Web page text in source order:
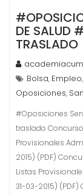
DE SALUD
TRASLADO
Bolsa, Empleo,
Oposiciones,
#Oposiciones
traslado
Provisionales
2015) (PDF)
Listas
31-03-2015)